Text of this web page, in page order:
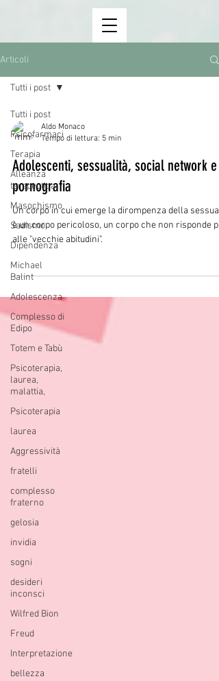
Articoli
Tutti i post
Psicofarmaci
Terapia
Alleanza
terapeutica
Masochismo
Sadismo
Dipendenza
Michael
Balint
Adolescenza
Complesso di
Edipo
Totem e Tabù
Psicoterapia,
laurea,
malattia,
Psicoterapia
laurea
Aggressività
fratelli
complesso
fraterno
gelosia
invidia
sogni
desideri
inconsci
Wilfred Bion
Freud
Interpretazione
bellezza
Tutti i post
Aldo Monaco
Tempo di lettura: 5 min
Adolescenti, sessualità, social network e
pornografia
Un corpo in cui emerge la dirompenza della
è un corpo pericoloso, un corpo che non risponde più
alle "vecchie abitudini".